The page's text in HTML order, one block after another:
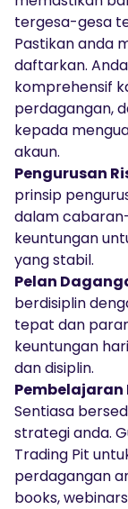
tergesa-gesa
Pastikan anda
daftarkan.
komprehensif
perdagangan,
kepada
akaun.
Pengurusan
prinsip
dalam
keuntungan
yang stabil.
Pelan
berdisiplin
tepat dan
keuntungan
dan disiplin.
Pembelajaran
Sentiasa
strategi anda.
Trading Pit
perdagangan
books,webinars